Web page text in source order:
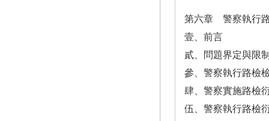
第六章 警察執行
壹、前言
貳、問題界定與限
參、警察執行路檢
肆、警察實施路檢
伍、警察執行路檢